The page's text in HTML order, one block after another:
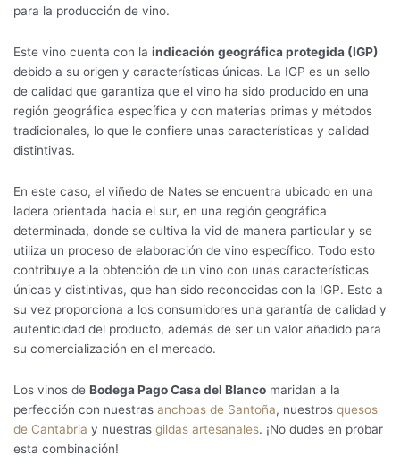
para la producción de vino.
Este vino cuenta con la indicación geográfica protegida (IGP)
debido a su origen y características únicas. La IGP es un sello
de calidad que garantiza que el vino ha sido producido en una
región geográfica específica y con materias primas y métodos
tradicionales, lo que le confiere unas características y calidad
distintivas.
En este caso, el viñedo de Nates se encuentra ubicado en una
ladera orientada hacia el sur, en una región geográfica
determinada, donde se cultiva la vid de manera particular y se
utiliza un proceso de elaboración de vino específico. Todo esto
contribuye a la obtención de un vino con unas características
únicas y distintivas, que han sido reconocidas con la IGP. Esto a
su vez proporciona a los consumidores una garantía de calidad y
autenticidad del producto, además de ser un valor añadido para
su comercialización en el mercado.
Los vinos de Bodega Pago Casa del Blanco maridan a la
perfección con nuestras anchoas de Santoña, nuestros quesos
de Cantabria y nuestras gildas artesanales. ¡No dudes en probar
esta combinación!